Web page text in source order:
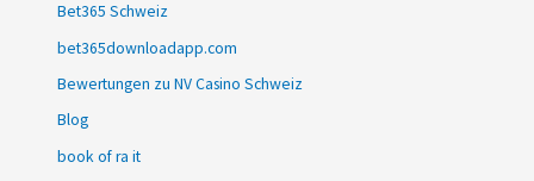
Bet365 Schweiz
bet365downloadapp.com
Bewertungen zu NV Casino Schweiz
Blog
book of ra it